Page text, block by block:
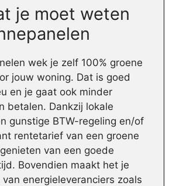
je moet weten
wek je zelf 100% groene
jouw woning. Dat is goed
en je gaat ook minder
betalen. Dankzij lokale
gunstige BTW-regeling en/of
rentetarief van een groene
van een goede
Bovendien maakt het je
energieleveranciers zoals